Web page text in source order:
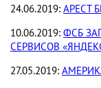
24.06.2019: АРЕСТ
10.06.2019: ФСБ
СЕРВИСОВ
27.05.2019: